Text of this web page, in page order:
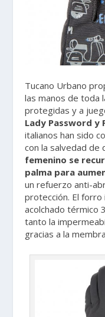
Tucano Urbano
las manos de toda
protegidas y a
Lady Password y
italianos han sido
con la salvedad de
femenino se
palma para
un refuerzo anti-
protección. El
acolchado térmico
tanto la
gracias a la